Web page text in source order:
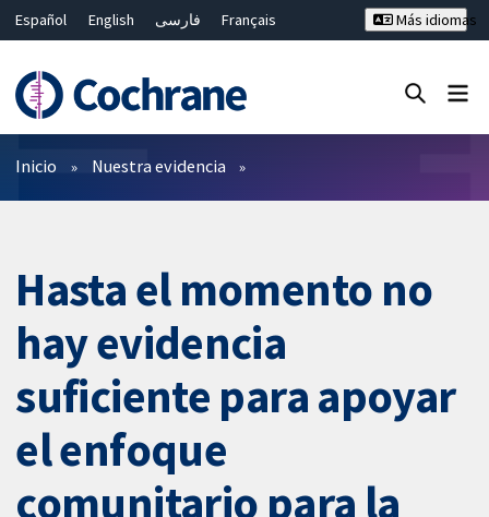
Español English فارسی
Français
Bahasa Malaysia
ไทย 繁體中文
Más idiomas
Filtros
Inicio Nuestra evidencia
Hasta el momento no
hay evidencia
suficiente para apoyar
el enfoque
comunitario para la